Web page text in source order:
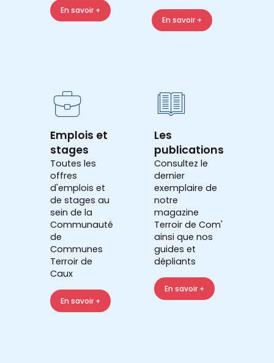
En savoir +
En savoir +
Emplois et
stages
Toutes les
offres
d'emplois et
de stages au
sein de la
Communauté
de
Communes
Terroir de
Caux
En savoir +
Les
publications
Consultez le
dernier
exemplaire de
notre
magazine
Terroir de Com'
ainsi que nos
guides et
dépliants
En savoir +